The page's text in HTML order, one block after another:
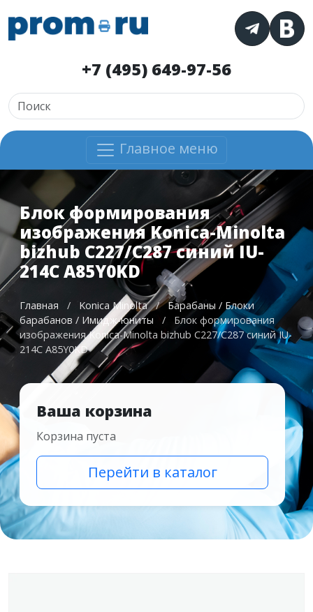
+7 (495) 649-97-56
Главное меню
Блок формирования
изображения Konica-Minolta
bizhub C227/C287 синий IU-
214C A85Y0KD
Главная / Konica Minolta /
Барабаны / Блоки
барабанов / Имидж-юниты
/
Блок формирования
изображения Konica-Minolta bizhub C227/C287 синий IU-
214C A85Y0KD
Ваша корзина
Корзина пуста
Перейти в каталог